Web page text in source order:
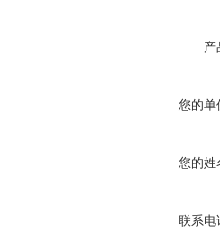
产
您的单
您的姓
联系电